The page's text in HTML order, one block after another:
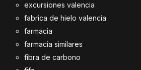
excursiones valencia
fabrica de hielo valencia
farmacia
farmacia similares
fibra de carbono